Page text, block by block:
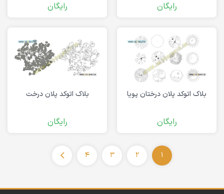
رایگان رایگان
بلاک اتوکد پلان درختان پویا
رایگان
بلاک اتوکد پلان درخت
رایگان
1
2
3
4